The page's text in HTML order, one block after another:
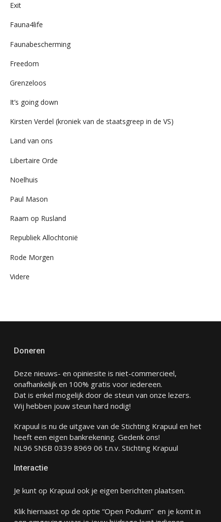
Exit
Fauna4life
Faunabescherming
Freedom
Grenzeloos
It’s going down
Kirsten Verdel (kroniek van de staatsgreep in de VS)
Land van ons
Libertaire Orde
Noelhuis
Paul Mason
Raam op Rusland
Republiek Allochtonië
Rode Morgen
Videre
Doneren
Deze nieuws- en opiniesite is niet-commercieel,
onafhankelijk en 100% gratis voor iedereen.
Dat is enkel mogelijk door de steun van onze lezers.
Wij hebben jouw steun hard nodig!
Krapuul is nu de uitgave van de Stichting Krapuul en het
heeft een eigen bankrekening. Gedenk ons!
NL96 SNSB 0339 8969 06 t.n.v. Stichting Krapuul
Interactie
Je kunt op Krapuul ook je eigen berichten plaatsen.
Klik hiernaast op de optie “Open Podium” en je komt in